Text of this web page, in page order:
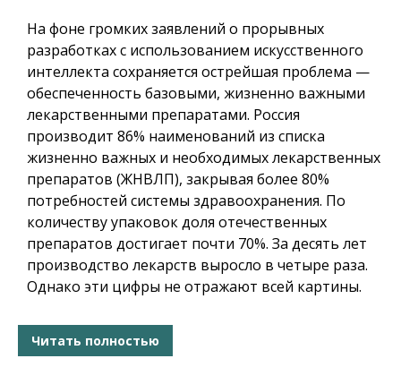
На фоне громких заявлений о прорывных
разработках с использованием искусственного
интеллекта сохраняется острейшая проблема —
обеспеченность базовыми, жизненно важными
лекарственными препаратами. Россия
производит 86% наименований из списка
жизненно важных и необходимых лекарственных
препаратов (ЖНВЛП), закрывая более 80%
потребностей системы здравоохранения. По
количеству упаковок доля отечественных
препаратов достигает почти 70%. За десять лет
производство лекарств выросло в четыре раза.
Однако эти цифры не отражают всей картины.
Читать полностью